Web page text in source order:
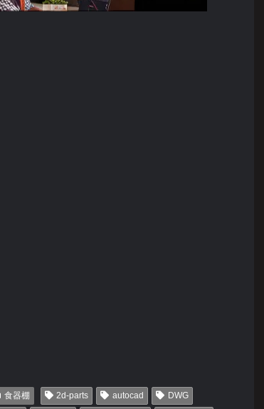
食器棚 2d-parts autocad
DWG